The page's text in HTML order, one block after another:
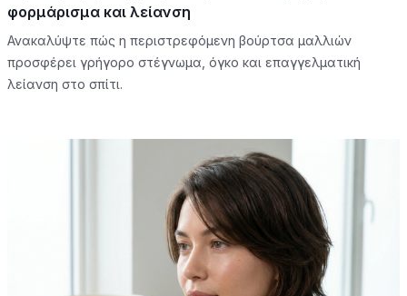
φορμάρισμα και λείανση
Ανακαλύψτε πώς η περιστρεφόμενη βούρτσα μαλλιών
προσφέρει γρήγορο στέγνωμα, όγκο και επαγγελματική
λείανση στο σπίτι.